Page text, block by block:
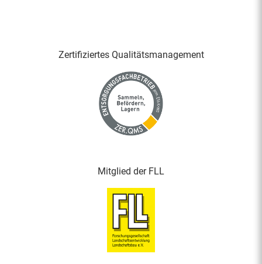
Zertifiziertes Qualitäts­management
Mitglied der FLL